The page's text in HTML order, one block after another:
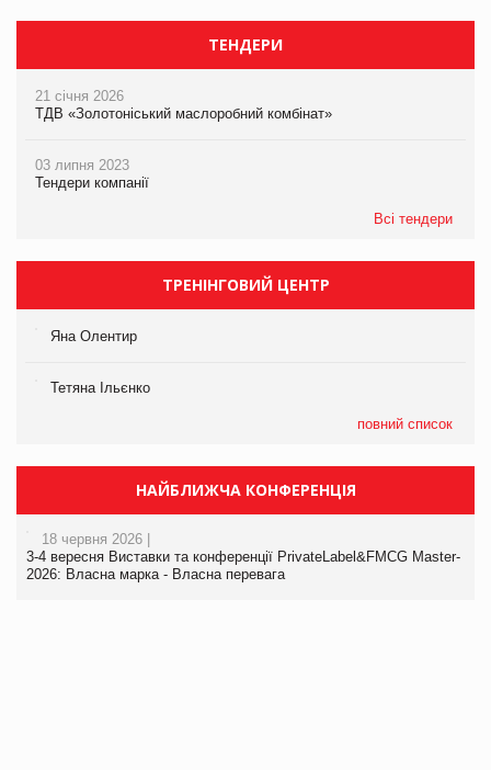
ТЕНДЕРИ
21 січня 2026
ТДВ «Золотоніський маслоробний комбінат»
03 липня 2023
Тендери компанії
Всі тендери
ТРЕНІНГОВИЙ ЦЕНТР
Яна Олентир
Тетяна Ільєнко
повний список
НАЙБЛИЖЧА КОНФЕРЕНЦІЯ
18 червня 2026 |
3-4 вересня Виставки та конференції PrivateLabel&FMCG Master-
2026: Власна марка - Власна перевага